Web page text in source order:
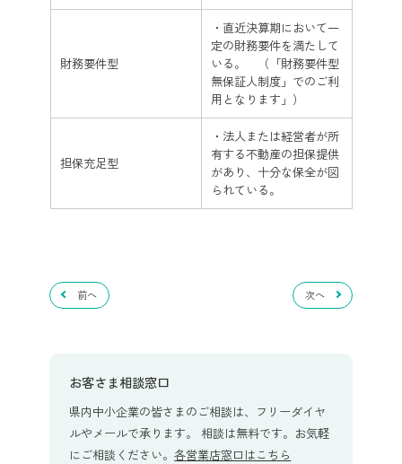
財務要件型
・直近決算期において一
定の財務要件を満たして
いる。 （「財務要件型
無保証人制度」でのご利
用となります」）
担保充足型
・法人または経営者が所
有する不動産の担保提供
があり、十分な保全が図
られている。
前へ 次へ
お客さま相談窓口
県内中小企業の皆さまのご相談は、フリーダイヤ
ルやメールで承ります。 相談は無料です。お気軽
にご相談ください。各営業店窓口はこちら